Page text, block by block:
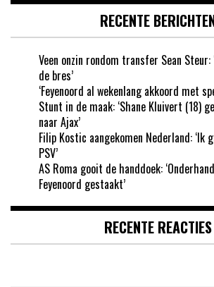
RECENTE
Veen onzin rondom transfer Sean
de bres’
‘Feyenoord al wekenlang akkoord met
Stunt in de maak: ‘Shane Kluivert (18)
naar Ajax’
Filip Kostic aangekomen Nederland: ‘Ik
PSV’
AS Roma gooit de handdoek:
Feyenoord gestaakt’
RECENTE REACTIES